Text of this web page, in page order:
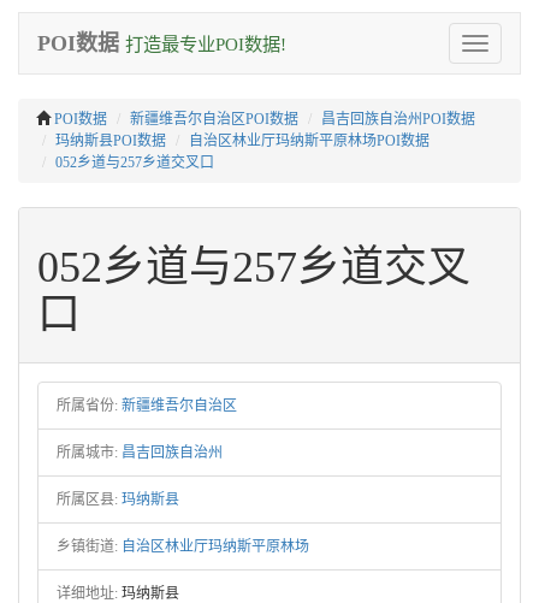
Toggle
navigation
POI数据 打造最专业POI数据!
POI数据 新疆维吾尔自治区POI数据
昌吉回族自治州POI数据
玛纳斯县POI数据
自治区林业厅玛纳斯平原林场POI数据
052乡道与257乡道交叉口
052乡道与257乡道交叉
口
所属省份: 新疆维吾尔自治区
所属城市: 昌吉回族自治州
所属区县: 玛纳斯县
乡镇街道: 自治区林业厅玛纳斯平原林场
详细地址: 玛纳斯县